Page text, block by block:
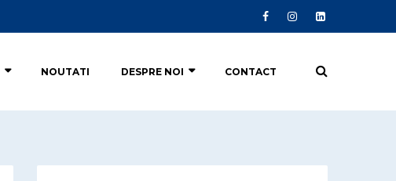
NOUTATI DESPRE NOI CONTACT